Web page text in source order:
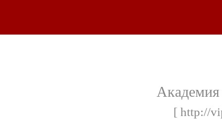
Академия
[ http://